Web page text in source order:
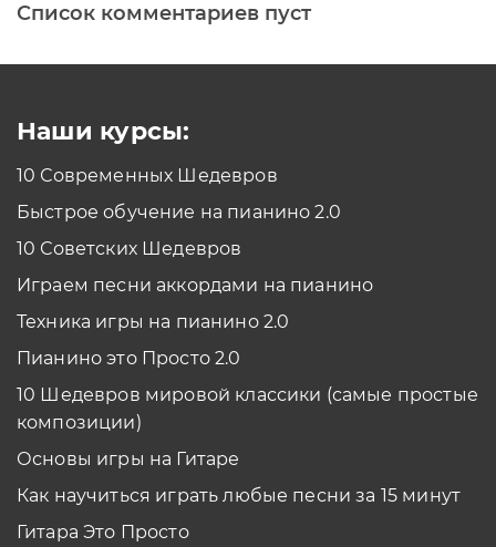
Печатная клавиатура
Как проходить задания в тренажерах с
помощью Планшета/телефона?
Список комментариев пуст
Наши курсы:
10 Современных Шедевров
Быстрое обучение на пианино 2.0
10 Советских Шедевров
Играем песни аккордами на пианино
Техника игры на пианино 2.0
Пианино это Просто 2.0
10 Шедевров мировой классики (самые простые
композиции)
Основы игры на Гитаре
Как научиться играть любые песни за 15 минут
Гитара Это Просто